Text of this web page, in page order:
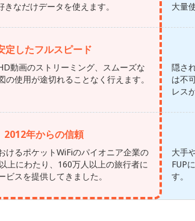
なだけデータを使えます。
大量
定したフルスピード
動画のストリーミング、スムーズな
の使用が途切れることなく行えます。
隠さ
は不
レス
2012年からの信頼
けるポケットWiFiのパイオニア企業の
上にわたり、160万人以上の旅行者に
ビスを提供してきました。
大手
FUP
す。